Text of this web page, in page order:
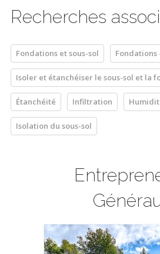
Recherches
Fondations et sous-sol Fondations
Isoler et étanchéiser le sous-sol et la
Étanchéité Infiltration
Isolation du sous-sol